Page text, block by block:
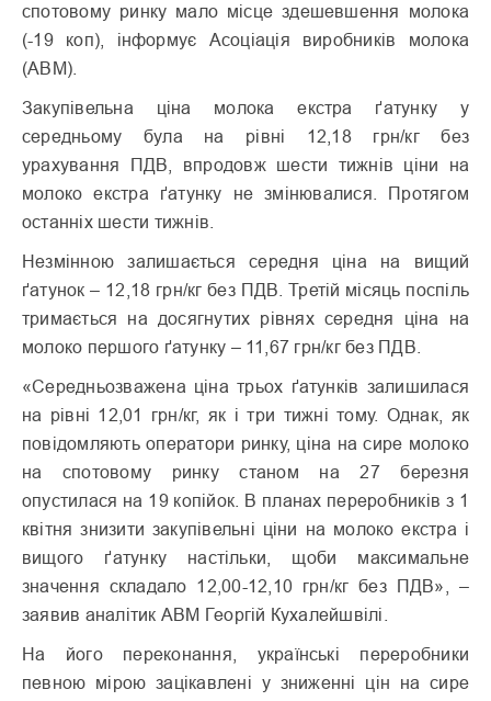
спотовому ринку мало місце здешевшення молока
(-19 коп), інформує Асоціація виробників молока
(АВМ).
Закупівельна ціна молока екстра ґатунку у
середньому була на рівні 12,18 грн/кг без
урахування ПДВ, впродовж шести тижнів ціни на
молоко екстра ґатунку не змінювалися. Протягом
останніх шести тижнів.
Незмінною залишається середня ціна на вищий
ґатунок – 12,18 грн/кг без ПДВ. Третій місяць поспіль
тримається на досягнутих рівнях середня ціна на
молоко першого ґатунку – 11,67 грн/кг без ПДВ.
«Середньозважена ціна трьох ґатунків залишилася
на рівні 12,01 грн/кг, як і три тижні тому. Однак, як
повідомляють оператори ринку, ціна на сире молоко
на спотовому ринку станом на 27 березня
опустилася на 19 копійок. В планах переробників з 1
квітня знизити закупівельні ціни на молоко екстра і
вищого ґатунку настільки, щоби максимальне
значення складало 12,00-12,10 грн/кг без ПДВ», –
заявив аналітик АВМ Георгій Кухалейшвілі.
На його переконання, українські переробники
певною мірою зацікавлені у зниженні цін на сире